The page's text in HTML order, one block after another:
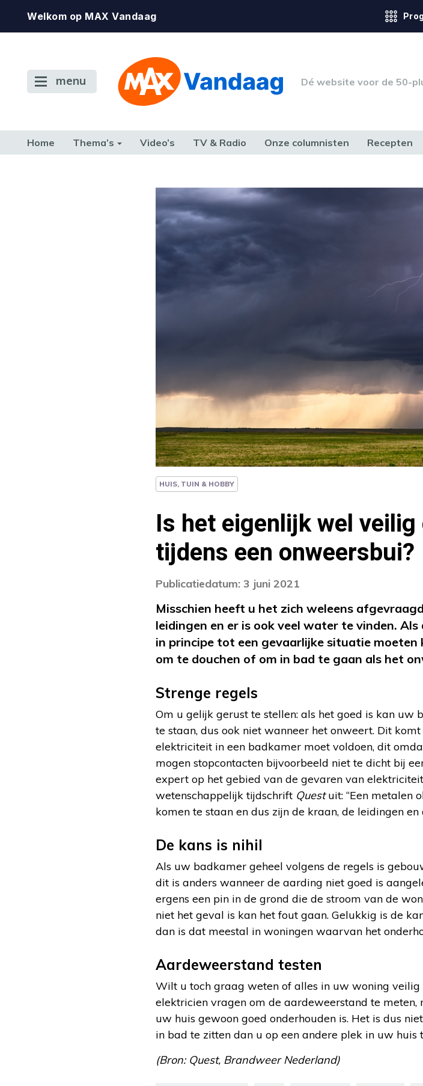
Welkom op MAX Vandaag
menu Dé website voor de 50-
Home Thema’s Video’s TV & Radio Onze columnisten Recepten
HUIS, TUIN & HOBBY
Is het eigenlijk wel
tijdens een onweersbui?
Publicatiedatum: 3 juni 2021
Misschien heeft u het zich weleens
leidingen en er is ook veel water te vinden.
in principe tot een gevaarlijke situatie moeten
om te douchen of om in bad te gaan als het
Strenge regels
Om u gelijk gerust te stellen: als het goed is kan
te staan, dus ook niet wanneer het onweert. Dit
elektriciteit in een badkamer moet voldoen, dit
mogen stopcontacten bijvoorbeeld niet te dicht bij
expert op het gebied van de gevaren van
wetenschappelijk tijdschrift Questuit: “Een metalen
komen te staan en dus zijn de kraan, de leidingen
De kans is nihil
Als uw badkamer geheel volgens de regels is
dit is anders wanneer de aarding niet goed is
ergens een pin in de grond die de stroom van de
niet het geval is kan het fout gaan. Gelukkig is de
dan is dat meestal in woningen waarvan het
Aardeweerstand testen
Wilt u toch graag weten of alles in uw woning veilig
elektricien vragen om de aardeweerstand te
uw huis gewoon goed onderhouden is. Het is dus
in bad te zitten dan u op een andere plek in uw huis
(Bron: Quest, Brandweer Nederland)